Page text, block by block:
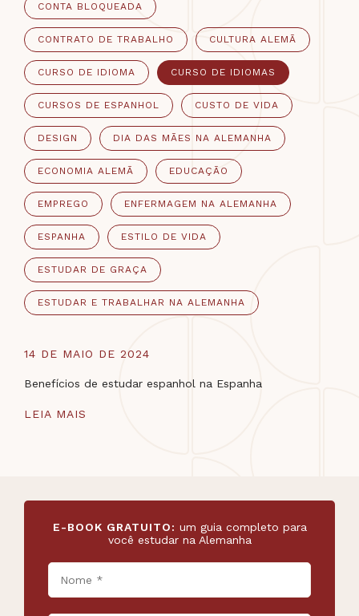
CONTA BLOQUEADA
CONTRATO DE TRABALHO CULTURA ALEMÃ
CURSO DE IDIOMA CURSO DE IDIOMAS
CURSOS DE ESPANHOL CUSTO DE VIDA
DESIGN DIA DAS MÃES NA ALEMANHA
ECONOMIA ALEMÃ EDUCAÇÃO
EMPREGO ENFERMAGEM NA ALEMANHA
ESPANHA ESTILO DE VIDA
ESTUDAR DE GRAÇA
ESTUDAR E TRABALHAR NA ALEMANHA
14 DE MAIO DE 2024
Benefícios de estudar espanhol na Espanha
LEIA MAIS
E-BOOK GRATUITO: um guia completo para
você estudar na Alemanha